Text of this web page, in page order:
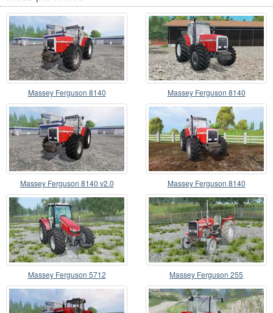
Massey Ferguson 8140 Massey Ferguson 8140
Massey Ferguson 8140 v2.0 Massey Ferguson 8140
Massey Ferguson 5712 Massey Ferguson 255